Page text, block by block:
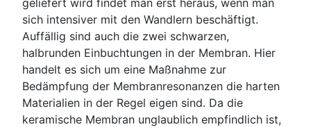
sich intensiver mit den Wandlern beschäftigt.
Auffällig sind auch die zwei schwarzen,
halbrunden Einbuchtungen in der Membran. Hier
handelt es sich um eine Maßnahme zur
Bedämpfung der Membranresonanzen die harten
Materialien in der Regel eigen sind. Da die
keramische Membran unglaublich empfindlich ist,